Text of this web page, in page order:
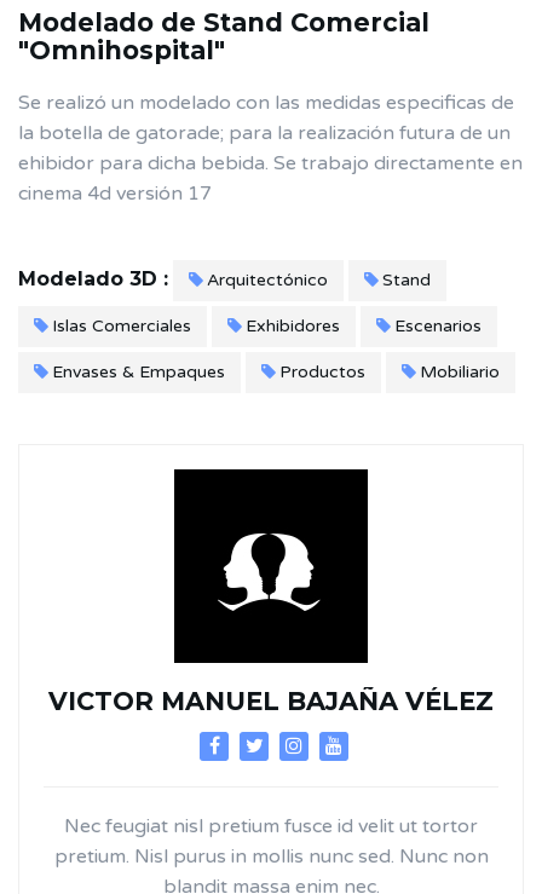
Modelado de Stand Comercial
"Omnihospital"
Se realizó un modelado con las medidas especificas de
la botella de gatorade; para la realización futura de un
ehibidor para dicha bebida. Se trabajo directamente en
cinema 4d versión 17
Modelado 3D : Arquitectónico Stand
Islas Comerciales Exhibidores Escenarios
Envases & Empaques Productos Mobiliario
VICTOR MANUEL BAJAÑA VÉLEZ
Nec feugiat nisl pretium fusce id velit ut tortor
pretium. Nisl purus in mollis nunc sed. Nunc non
blandit massa enim nec.